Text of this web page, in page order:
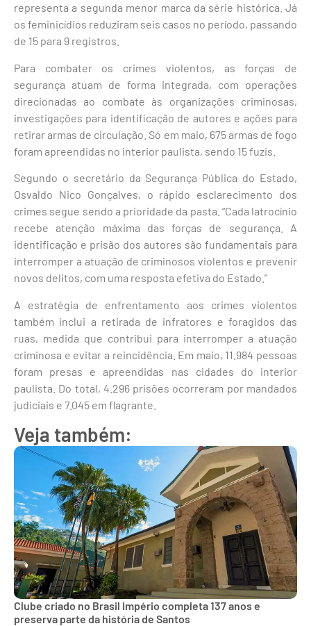
representa a segunda menor marca da série histórica. Já
os feminicídios reduziram seis casos no período, passando
de 15 para 9 registros.
Para combater os crimes violentos, as forças de
segurança atuam de forma integrada, com operações
direcionadas ao combate às organizações criminosas,
investigações para identificação de autores e ações para
retirar armas de circulação. Só em maio, 675 armas de fogo
foram apreendidas no interior paulista, sendo 15 fuzis.
Segundo o secretário da Segurança Pública do Estado,
Osvaldo Nico Gonçalves, o rápido esclarecimento dos
crimes segue sendo a prioridade da pasta. “Cada latrocínio
recebe atenção máxima das forças de segurança. A
identificação e prisão dos autores são fundamentais para
interromper a atuação de criminosos violentos e prevenir
novos delitos, com uma resposta efetiva do Estado.”
A estratégia de enfrentamento aos crimes violentos
também inclui a retirada de infratores e foragidos das
ruas, medida que contribui para interromper a atuação
criminosa e evitar a reincidência. Em maio, 11.984 pessoas
foram presas e apreendidas nas cidades do interior
paulista. Do total, 4.296 prisões ocorreram por mandados
judiciais e 7.045 em flagrante.
Veja também:
Clube criado no Brasil Império completa 137 anos e
preserva parte da história de Santos